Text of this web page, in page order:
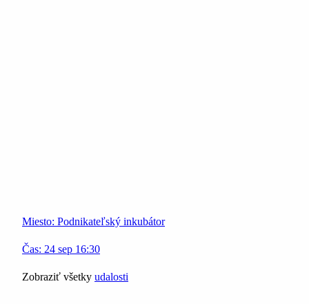
Miesto: Podnikateľský inkubátor
Čas: 24 sep 16:30
Zobraziť všetky udalosti